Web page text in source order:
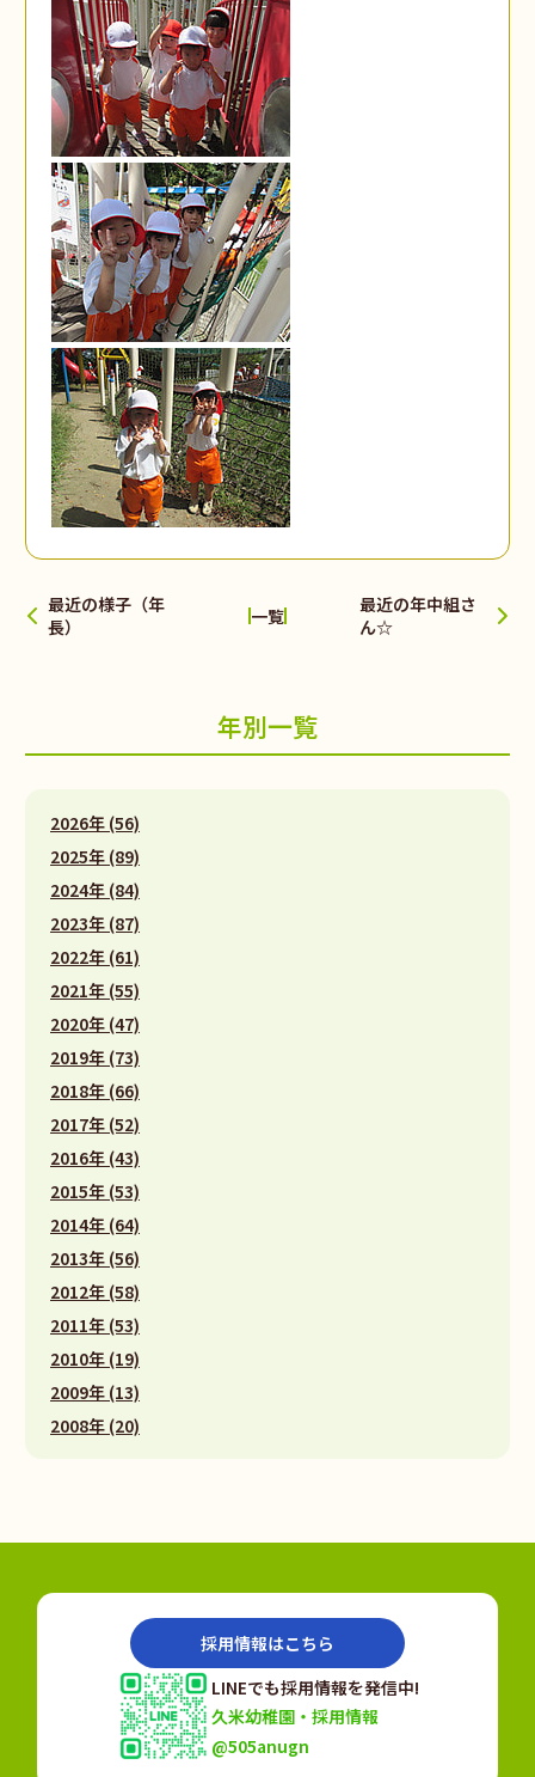
最近の様子（年
長）
一覧
最近の年中組さ
ん☆
年別一覧
2026年 (56)
2025年 (89)
2024年 (84)
2023年 (87)
2022年 (61)
2021年 (55)
2020年 (47)
2019年 (73)
2018年 (66)
2017年 (52)
2016年 (43)
2015年 (53)
2014年 (64)
2013年 (56)
2012年 (58)
2011年 (53)
2010年 (19)
2009年 (13)
2008年 (20)
採用情報はこちら
LINEでも採用情報を発信中!
久米幼稚園・採用情報
@505anugn